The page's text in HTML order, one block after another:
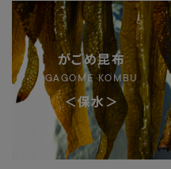
がごめ昆布
GAGOME KOMBU
＜保水＞